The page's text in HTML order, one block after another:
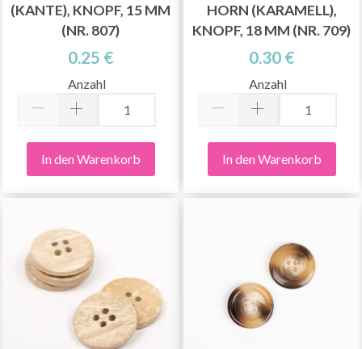
(KANTE), KNOPF, 15 MM
(NR. 807)
0.25 €
Anzahl
In den Warenkorb
HORN (KARAMELL),
KNOPF, 18 MM (NR. 709)
0.30 €
Anzahl
In den Warenkorb